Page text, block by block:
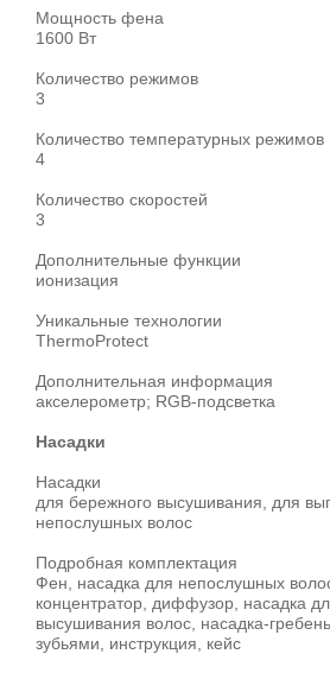
Мощность фена
1600 Вт
Количество режимов
3
Количество температурных режимов
4
Количество скоростей
3
Дополнительные функции
ионизация
Уникальные технологии
ThermoProtect
Дополнительная информация
акселерометр; RGB-подсветка
Насадки
Насадки
для бережного высушивания, для
непослушных волос
Подробная комплектация
Фен, насадка для непослушных
концентратор, диффузор, насадка
высушивания волос, насадка-
зубьями, инструкция, кейс